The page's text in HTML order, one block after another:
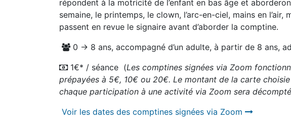
répondent à la motricité de l’enfant en bas âge et
semaine, le printemps, le clown, l’arc-en-ciel, mains en
passent en revue le signaire avant d’aborder la comptine.
0 → 8 ans, accompagné d’un adulte, à partir de 8 ans,
1€* / séance (Les comptines signées via Zoom
prépayées à 5€, 10€ ou 20€. Le montant de la carte
chaque participation à une activité via Zoom sera
Voir les dates des comptines signées via Zoom